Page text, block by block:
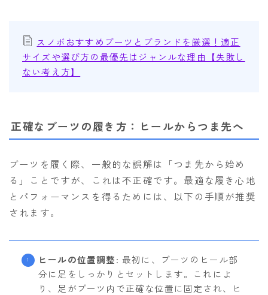
スノボおすすめブーツとブランドを厳選！適正
サイズや選び方の最優先はジャンルな理由【失敗し
ない考え方】
正確なブーツの履き方：ヒールからつま先へ
ブーツを履く際、一般的な誤解は「つま先から始め
る」ことですが、これは不正確です。最適な履き心地
とパフォーマンスを得るためには、以下の手順が推奨
されます。
ヒールの位置調整: 最初に、ブーツのヒール部
分に足をしっかりとセットします。これによ
り、足がブーツ内で正確な位置に固定され、ヒ